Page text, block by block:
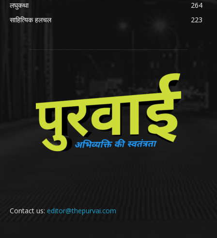
लघुकथा
264
साहित्यिक हलचल
223
Contact us: editor@thepurvai.com